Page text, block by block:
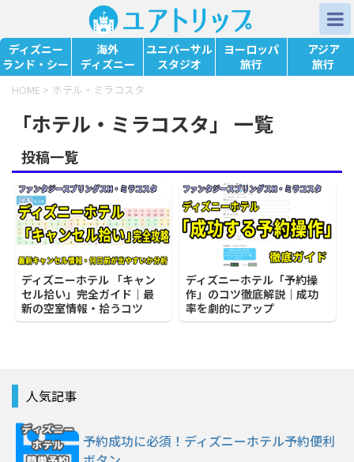
ディズニー
ランド・シー
海外
ディズニー
ユニバーサル
スタジオ
ヨーロッパ
旅行
アジア
旅行
HOME > ホテル・ミラコスタ
「ホテル・ミラコスタ」 一覧
投稿一覧
ディズニーホテル 「キャン
セル拾い」完全ガイド｜最
新の空室情報・拾うコツ
ディズニーホテル「予約操
作」のコツ徹底解説｜成功
率を劇的にアップ
人気記事
予約成功に必須！ディズニーホテル予約便利